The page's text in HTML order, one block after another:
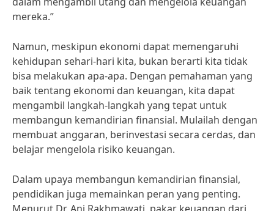
mereka.”
Namun, meskipun ekonomi dapat memengaruhi
kehidupan sehari-hari kita, bukan berarti kita tidak
bisa melakukan apa-apa. Dengan pemahaman yang
baik tentang ekonomi dan keuangan, kita dapat
mengambil langkah-langkah yang tepat untuk
membangun kemandirian finansial. Mulailah dengan
membuat anggaran, berinvestasi secara cerdas, dan
belajar mengelola risiko keuangan.
Dalam upaya membangun kemandirian finansial,
pendidikan juga memainkan peran yang penting.